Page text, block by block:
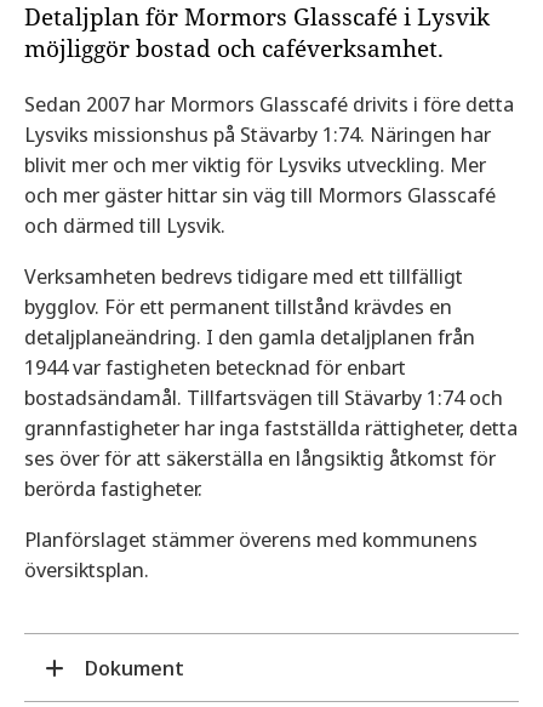
Detaljplan för Mormors Glasscafé i Lysvik
möjliggör bostad och caféverksamhet.
Sedan 2007 har Mormors Glasscafé drivits i före detta
Lysviks missionshus på Stävarby 1:74. Näringen har
blivit mer och mer viktig för Lysviks utveckling. Mer
och mer gäster hittar sin väg till Mormors Glasscafé
och därmed till Lysvik.
Verksamheten bedrevs tidigare med ett tillfälligt
bygglov. För ett permanent tillstånd krävdes en
detaljplaneändring. I den gamla detaljplanen från
1944 var fastigheten betecknad för enbart
bostadsändamål. Tillfartsvägen till Stävarby 1:74 och
grannfastigheter har inga fastställda rättigheter, detta
ses över för att säkerställa en långsiktig åtkomst för
berörda fastigheter.
Planförslaget stämmer överens med kommunens
översiktsplan.
Dokument